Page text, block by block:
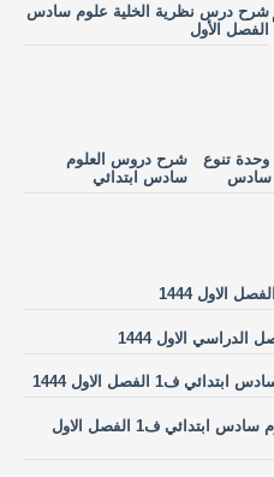
شرح درس نظرية الخلية علوم سادس
الفصل الأول
تنوع
سادس
شرح دروس العلوم
سادس ابتدائي
الاول 1444
ف1 الفصل الاول 1444
شرح الوحدة الثانية عمليات الحياةعلوم سادس ابتدائي ف1 الفصل الاول